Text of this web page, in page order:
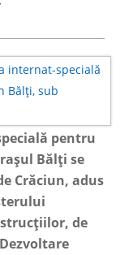
pentru
Bălți se
Crăciun, adus
de